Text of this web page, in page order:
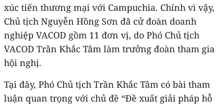
xúc tiến thương mại với Campuchia. Chính vì vậy,
Chủ tịch Nguyễn Hồng Sơn đã cử đoàn doanh
nghiệp VACOD gồm 11 đơn vị, do Phó Chủ tịch
VACOD Trần Khắc Tâm làm trưởng đoàn tham gia
hội nghị.
Tại đây, Phó Chủ tịch Trần Khắc Tâm có bài tham
luận quan trọng với chủ đề “Đề xuất giải pháp hỗ